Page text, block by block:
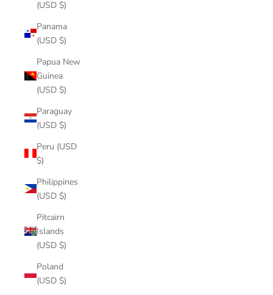
(USD $)
Panama
(USD $)
Papua New
Guinea
(USD $)
Paraguay
(USD $)
Peru (USD
$)
Philippines
(USD $)
Pitcairn
Islands
(USD $)
Poland
(USD $)